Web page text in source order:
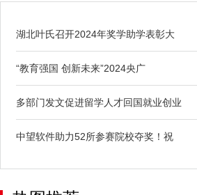
湖北叶氏召开2024年奖学助学表彰大
“教育强国 创新未来”2024央广
多部门发文促进留学人才回国就业创业
中望软件助力52所参赛院校夺奖！祝